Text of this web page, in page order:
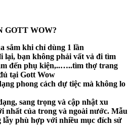
GOTT WOW?
sắm khi chỉ dùng 1 lần
lại, bạn không phải vất vả đi tìm
đến phụ kiện,..…..tìm thợ trang
tại Gott Wow
phong cách dự tiệc mà không lo
sang trọng và cập nhật xu
nhất của trong và ngoài nước. Mẫu
lẫy phù hợp với nhiều mục đích sử